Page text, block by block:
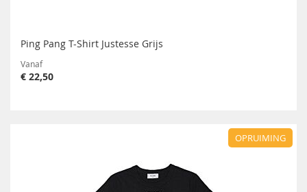
Ping Pang T-Shirt Justesse Grijs
Vanaf
€ 22,50
OPRUIMING